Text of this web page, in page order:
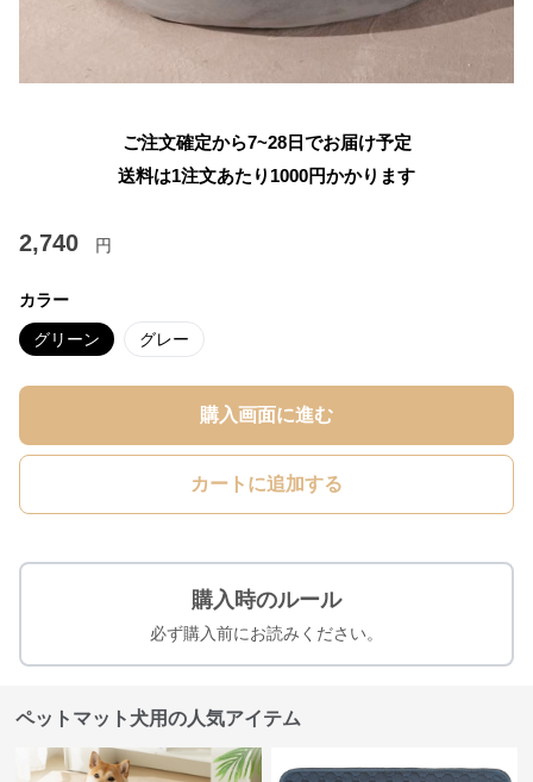
ご注文確定から7~28日でお届け予定
送料は1注文あたり 1000円かかります
2,740 円
カラー
グリーン グレー
購入画面に進む
カートに追加する
購入時のルール
必ず購入前にお読みください。
ペットマット犬用の人気アイテム